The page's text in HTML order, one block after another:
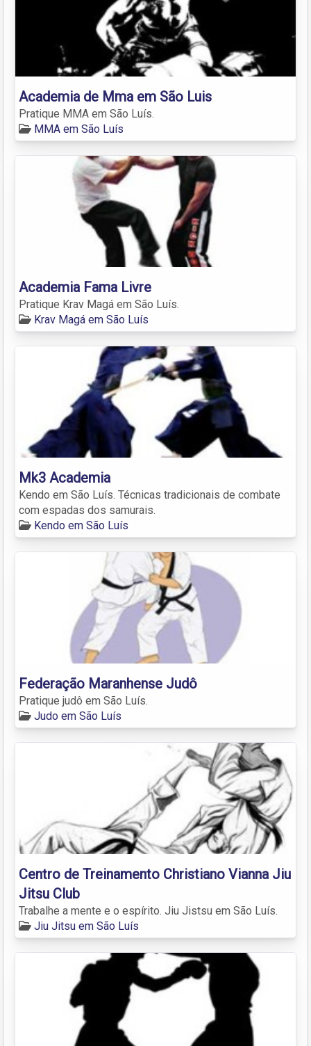
Academia de Mma em São Luis
Pratique MMA em São Luís.
MMA em São Luís
Academia Fama Livre
Pratique Krav Magá em São Luís.
Krav Magá em São Luís
Mk3 Academia
Kendo em São Luís. Técnicas tradicionais de combate
com espadas dos samurais.
Kendo em São Luís
Federação Maranhense Judô
Pratique judô em São Luís.
Judo em São Luís
Centro de Treinamento Christiano Vianna Jiu
Jitsu Club
Trabalhe a mente e o espírito. Jiu Jistsu em São Luís.
Jiu Jitsu em São Luís